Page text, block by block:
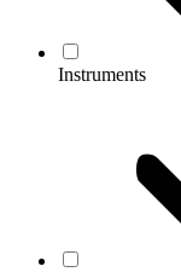
Instruments